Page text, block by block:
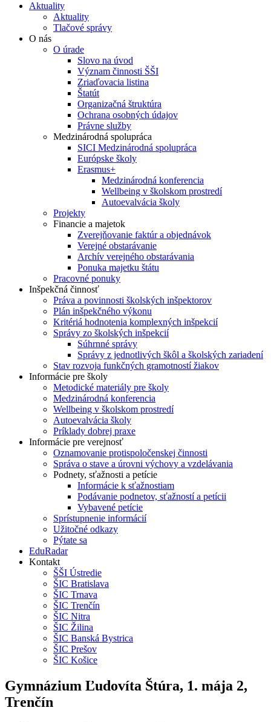
Aktuality
Aktuality
Tlačové správy
O nás
O úrade
Slovo na úvod
Význam činnosti ŠŠI
Zriaďovacia listina
Štatút
Organizačná štruktúra
Ochrana osobných údajov
Právne služby
Medzinárodná spolupráca
SICI Medzinárodná spolupráca
Európske školy
Erasmus+
Medzinárodná konferencia
Wellbeing v školskom prostredí
Autoevalvácia školy
Projekty
Financie a majetok
Zverejňovanie faktúr a objednávok
Verejné obstarávanie
Archív verejného obstarávania
Ponuka majetku štátu
Pracovné ponuky
Inšpekčná činnosť
Práva a povinnosti školských inšpektorov
Plán inšpekčného výkonu
Kritériá hodnotenia komplexných inšpekcií
Správy zo školských inšpekcií
Súhrnné správy
Správy z jednotlivých škôl a školských zariadení
Stav rozvoja funkčných gramotností žiakov
Informácie pre školy
Metodické materiály pre školy
Medzinárodná konferencia
Wellbeing v školskom prostredí
Autoevalvácia školy
Príklady dobrej praxe
Informácie pre verejnosť
Oznamovanie protispoločenskej činnosti
Správa o stave a úrovni výchovy a vzdelávania
Podnety, sťažnosti a petície
Informácie k sťažnostiam
Podávanie podnetov, sťažností a petícii
Vybavené petície
Sprístupnenie informácií
Užitočné odkazy
Pýtate sa
EduRadar
Kontakt
ŠŠI Ústredie
ŠIC Bratislava
ŠIC Trnava
ŠIC Trenčín
ŠIC Nitra
ŠIC Žilina
ŠIC Banská Bystrica
ŠIC Prešov
ŠIC Košice
Gymnázium Ľudovíta Štúra, 1. mája 2,
Trenčín